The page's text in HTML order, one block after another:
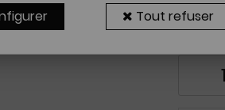
Sur
Tout refuser